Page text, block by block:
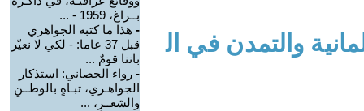
والتمدن في ال
بــراغ، 1959 - ...
- هذا ما كتبه الجواهري
قبل 37 عاما: - لكي لا نعيّر
باننا قومٌ ...
- رواء الجصاني: استذكار
الجواهـري، تبـاهٍ بالوطــنِ
والشعــرِ، ...